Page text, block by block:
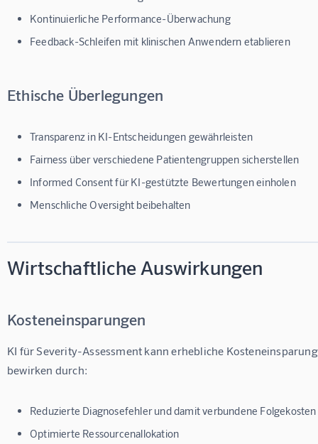
Kontinuierliche Performance-Überwachung
Feedback-Schleifen mit klinischen Anwendern etablieren
Ethische Überlegungen
Transparenz in KI-Entscheidungen gewährleisten
Fairness über verschiedene Patientengruppen sicherstellen
Informed Consent für KI-gestützte Bewertungen einholen
Menschliche Oversight beibehalten
Wirtschaftliche Auswirkungen
Kosteneinsparungen
KI für Severity-Assessment kann erhebliche
bewirken durch:
Reduzierte Diagnosefehler und damit verbundene Folgekosten
Optimierte Ressourcenallokation